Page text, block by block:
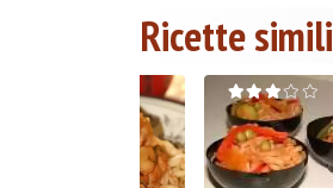
Ricette simili